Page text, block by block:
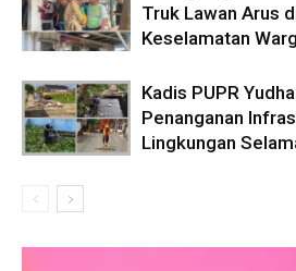
Truk Lawan Arus
Keselamatan
Kadis PUPR
Penanganan
Lingkungan